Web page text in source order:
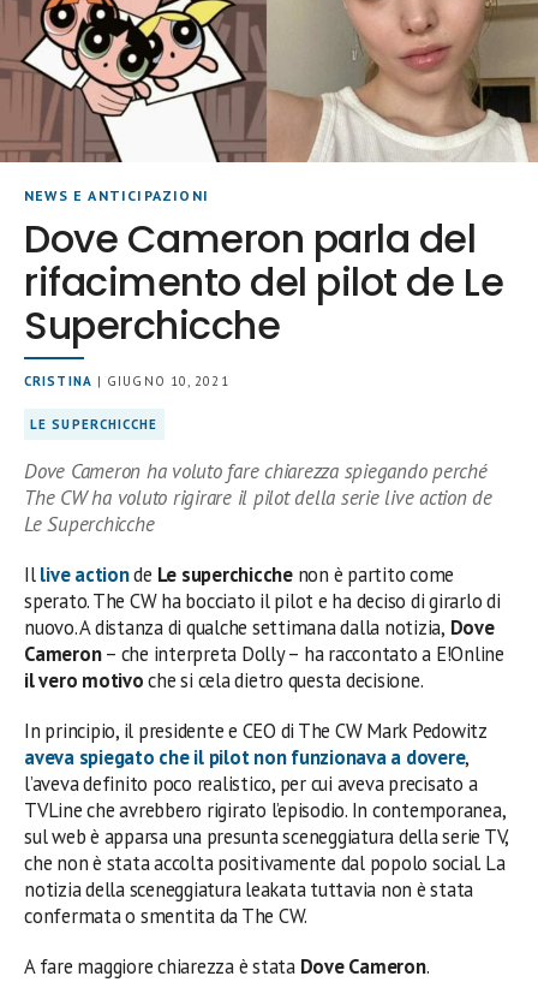
NEWS E ANTICIPAZIONI
Dove Cameron parla del
rifacimento del pilot de Le
Superchicche
CRISTINA | GIUGNO 10, 2021
LE SUPERCHICCHE
Dove Cameron ha voluto fare chiarezza spiegando perché
The CW ha voluto rigirare il pilot della serie live action de
Le Superchicche
Illive actionde Le superchicchenon è partito come
sperato. The CW ha bocciato il pilot e ha deciso di girarlo di
nuovo. A distanza di qualche settimana dalla notizia, Dove
Cameron– che interpreta Dolly – ha raccontato a E!Online
il vero motivoche si cela dietro questa decisione.
In principio, il presidente e CEO di The CW Mark Pedowitz
aveva spiegato che il pilot non funzionava a dovere,
l’aveva definito poco realistico, per cui aveva precisato a
TVLine che avrebbero rigirato l’episodio. In contemporanea,
sul web è apparsa una presunta sceneggiatura della serie TV,
che non è stata accolta positivamente dal popolo social. La
notizia della sceneggiatura leakata tuttavia non è stata
confermata o smentita da The CW.
A fare maggiore chiarezza è stata Dove Cameron.